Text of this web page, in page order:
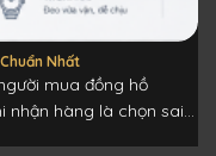
Nhất
mua đồng hồ
hàng là chọn sai...